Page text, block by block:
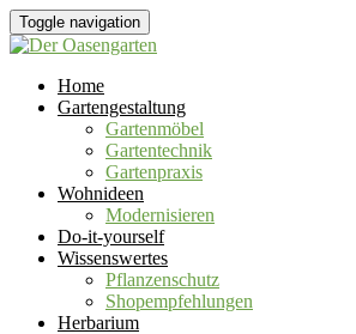
Toggle navigation
Home
Gartengestaltung
Gartenmöbel
Gartentechnik
Gartenpraxis
Wohnideen
Modernisieren
Do-it-yourself
Wissenswertes
Pflanzenschutz
Shopempfehlungen
Herbarium